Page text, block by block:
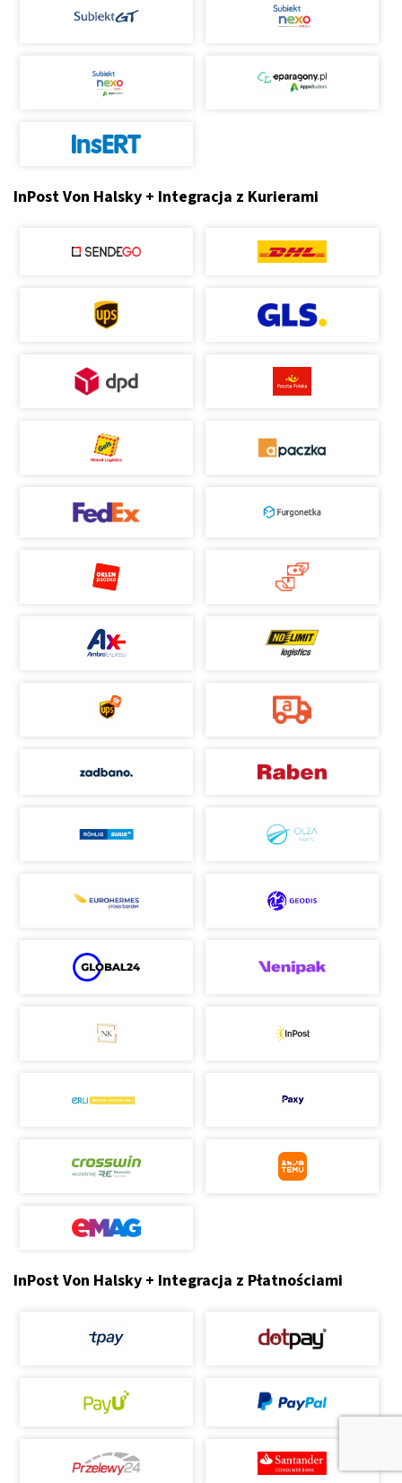
InPost Von Halsky + Integracja z Kurierami
InPost Von Halsky + Integracja z Płatnościami